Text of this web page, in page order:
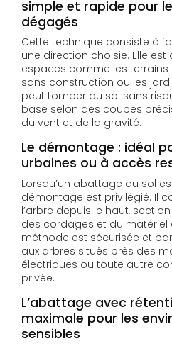
simple et rapide pour
dégagés
Cette technique consiste à
une direction choisie. Elle
espaces comme les terrains
sans construction ou les
peut tomber au sol sans
base selon des coupes
du vent et de la gravité.
Le démontage : idéal
urbaines ou à accès
Lorsqu’un abattage au sol
démontage est privilégié. Il
l’arbre depuis le haut,
des cordages et du matériel
méthode est sécurisée et
aux arbres situés près des
électriques ou toute autre
privée.
L’abattage avec
maximale pour les
sensibles